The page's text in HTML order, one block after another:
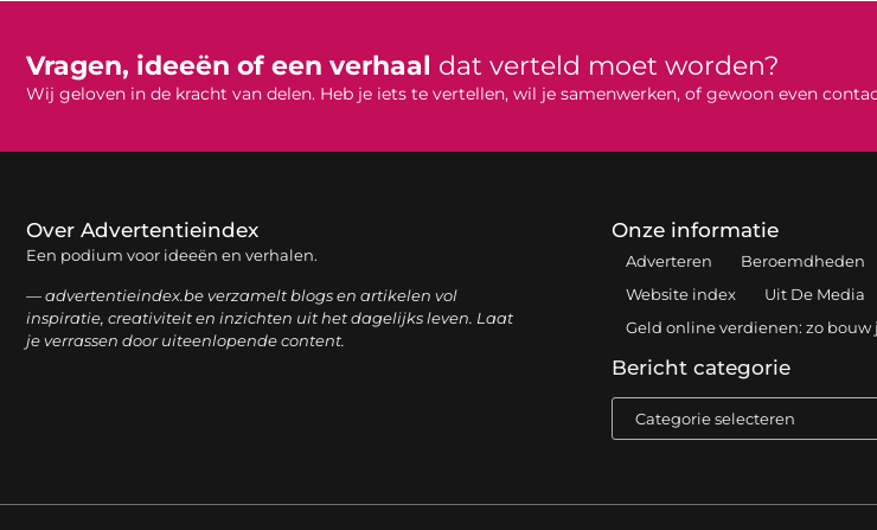
Vragen, ideeën of een verhaal dat verteld moet worden?
Wij geloven in de kracht van delen. Heb je iets te vertellen, wil je samenwerken, of gewoon even
Over Advertentieindex
Een podium voor ideeën en verhalen.
— advertentieindex.be verzamelt blogs en artikelen vol
inspiratie, creativiteit en inzichten uit het dagelijks leven. Laat
je verrassen door uiteenlopende content.
Onze informatie
Adverteren Beroemdheden
Website index
Uit De Media
Geld online verdienen: zo
Bericht categorie